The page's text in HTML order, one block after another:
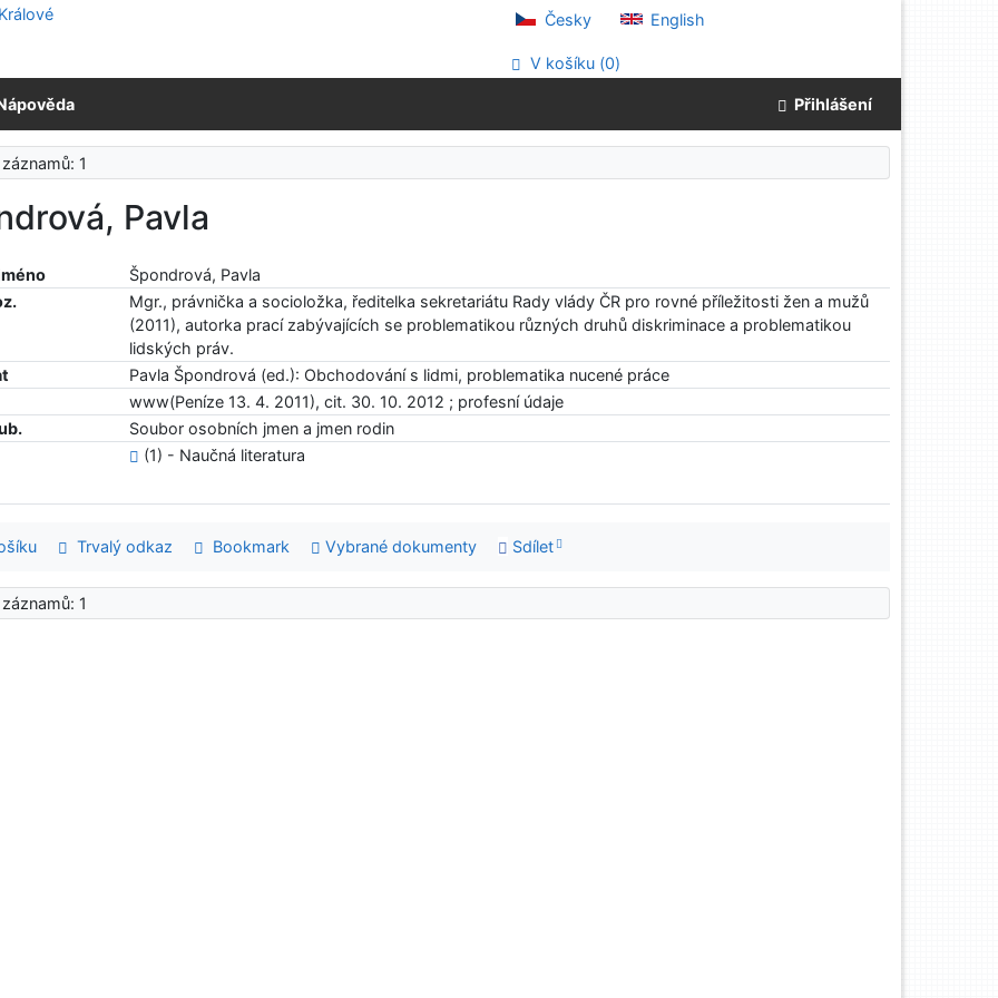
Česky English
V košíku (0)
Přihlášení
1
Pavla
Špondrová, Pavla
Mgr., právnička a socioložka, ředitelka sekretariátu Rady vlády ČR pro rovné příležitosti žen a mužů
(2011), autorka prací zabývajících se problematikou různých druhů diskriminace a problematikou
lidských práv.
Pavla Špondrová (ed.): Obchodování s lidmi, problematika nucené práce
www(Peníze 13. 4. 2011), cit. 30. 10. 2012 ; profesní údaje
Soubor osobních jmen a jmen rodin
(1) - Naučná literatura
Trvalý odkaz Bookmark Vybrané dokumenty Sdílet
1